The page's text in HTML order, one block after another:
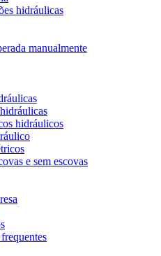
hidráulicas
manualmente
hidráulicos
e sem escovas